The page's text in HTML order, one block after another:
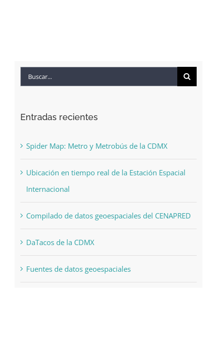
Buscar:
Entradas recientes
Spider Map: Metro y Metrobús de la CDMX
Ubicación en tiempo real de la Estación Espacial
Internacional
Compilado de datos geoespaciales del CENAPRED
DaTacos de la CDMX
Fuentes de datos geoespaciales